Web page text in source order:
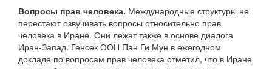
Вопросы прав человека. Международные структуры не
перестают озвучивать вопросы относительно прав
человека в Иране. Они лежат также в основе диалога
Иран-Запад. Генсек ООН Пан Ги Мун в ежегодном
докладе по вопросам прав человека отметил, что в Иране